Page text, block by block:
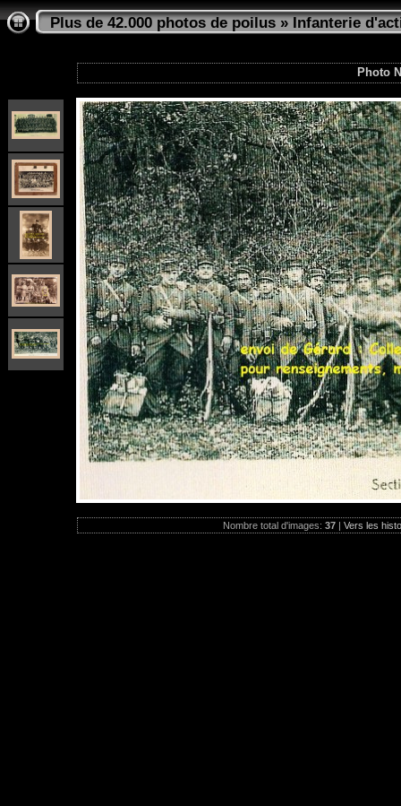
Plus de 42.000 photos de poilus»Infanterie
Photo
Nombre total d'images: 37 | Vers les